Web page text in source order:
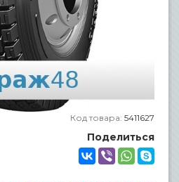
Код товара: 5411627
Поделиться